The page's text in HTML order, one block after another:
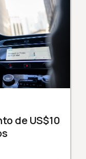
de US$10